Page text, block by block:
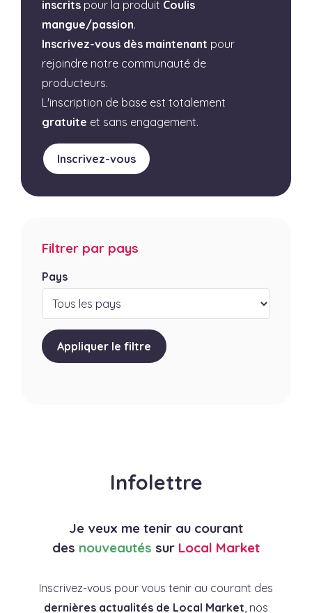
inscrits pour la produit Coulis
mangue/passion.
Inscrivez-vous dès maintenant pour
rejoindre notre communauté de
producteurs.
L'inscription de base est totalement
gratuite et sans engagement.
Inscrivez-vous
Filtrer par pays
Pays
Appliquer le filtre
Infolettre
Je veux me tenir au courant
des nouveautés sur Local Market
Inscrivez-vous pour vous tenir au courant des
dernières actualités de Local Market, nos